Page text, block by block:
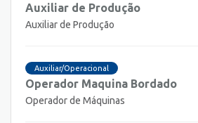
Auxiliar de Produção
Auxiliar de Produção
Auxiliar/Operacional
Operador Maquina Bordado
Operador de Máquinas